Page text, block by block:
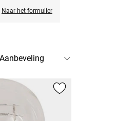
Naar het formulier